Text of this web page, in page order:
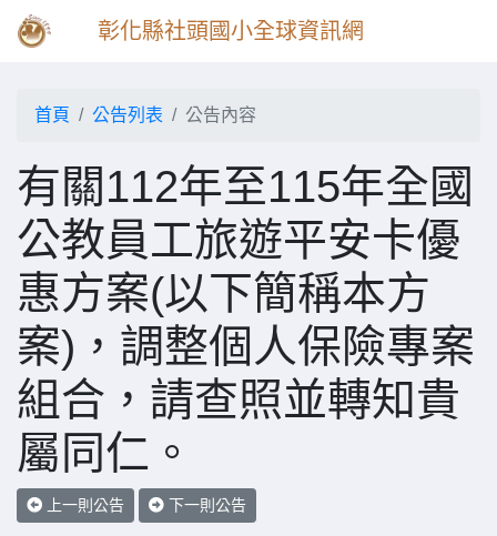
彰化縣社頭國小全球資訊網
首頁 公告列表 公告內容
有關112年至115年全國
公教員工旅遊平安卡優
惠方案(以下簡稱本方
案)，調整個人保險專案
組合，請查照並轉知貴
屬同仁。
上一則公告 下一則公告